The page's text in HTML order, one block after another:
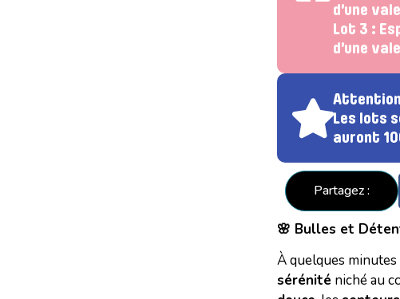
d’une
Lot 3 :
d’une
Les lots
auront
Partagez :
🌸 Bulles et
À quelques minutes
sérénité niché au